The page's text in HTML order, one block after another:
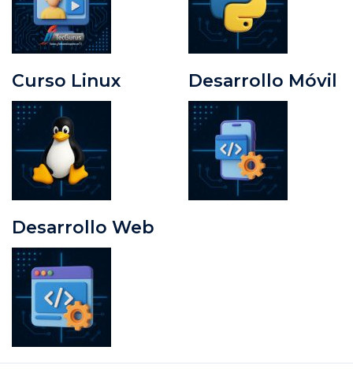
Curso Linux Desarrollo Móvil
Desarrollo Web